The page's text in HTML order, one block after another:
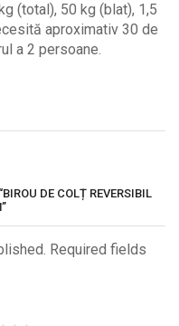
(total), 50 kg (blat), 1,5
aproximativ 30 de
a 2 persoane.
DE COLȚ REVERSIBIL
Required fields